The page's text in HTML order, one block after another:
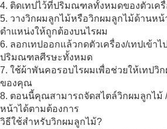
4. ติดเทปไว้ที่ปริมณฑลทั้งหมดของตัวเครื่
5. วางวิกผมลูกไม้หรือวิกผมลูกไม้ด้านหน้
ตําแหน่งให้ถูกต้องบนไรผม
6. ลอกเทปออกแล้วกดตัวเครื่อง/เทปเข้า
ปริมณฑลศีรษะทั้งหมด
7. ใช้ผ้าพันคอรอบไรผมเพื่อช่วยให้เทปวิ
ของคุณ
8. ตอนนี้คุณสามารถจัดสไตล์วิกผมลูกไม้
หน้าได้ตามต้องการ
วิธีใช้สําหรับวิกผมลูกไม้?